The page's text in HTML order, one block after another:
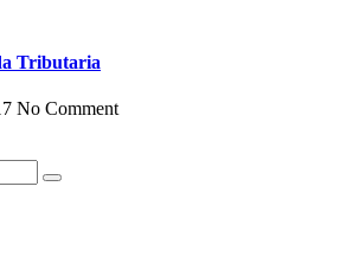
Tributaria
No Comment